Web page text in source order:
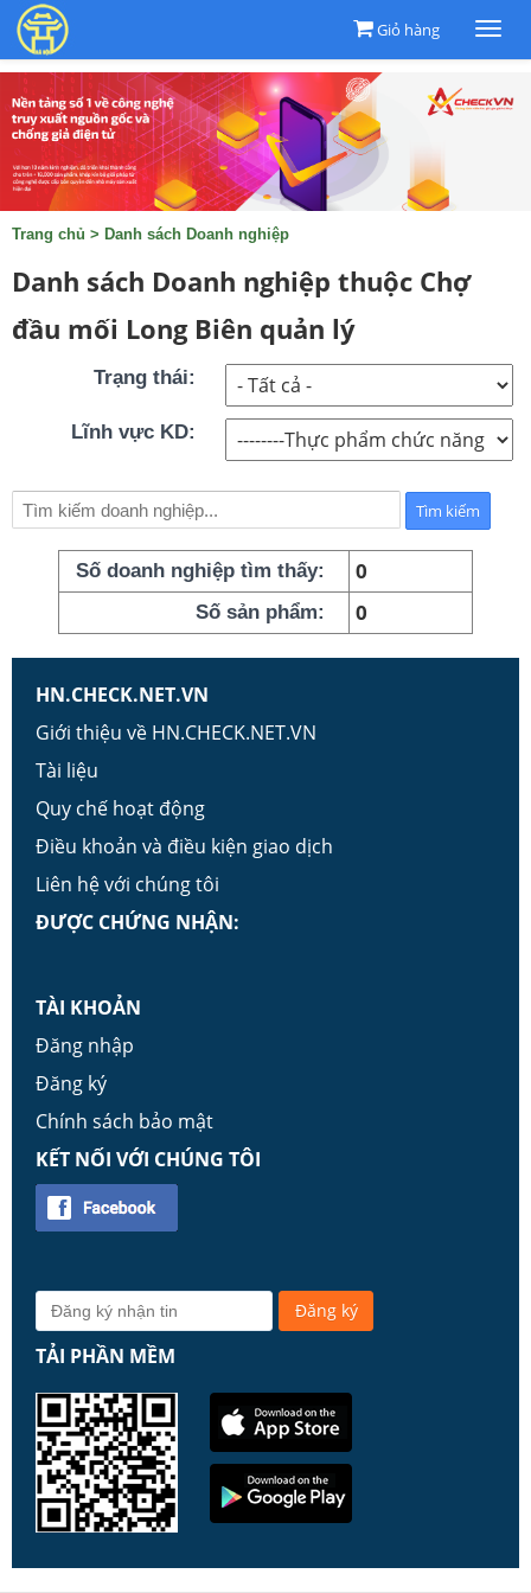
Giỏ hàng
Trang chủ > Danh sách Doanh nghiệp
Danh sách Doanh nghiệp thuộc Chợ
đầu mối Long Biên quản lý
Trạng thái:
Lĩnh vực KD:
Số doanh nghiệp tìm thấy: 0
Số sản phẩm: 0
HN.CHECK.NET.VN
Giới thiệu về HN.CHECK.NET.VN
Tài liệu
Quy chế hoạt động
Điều khoản và điều kiện giao dịch
Liên hệ với chúng tôi
ĐƯỢC CHỨNG NHẬN:
TÀI KHOẢN
Đăng nhập
Đăng ký
Chính sách bảo mật
KẾT NỐI VỚI CHÚNG TÔI
TẢI PHẦN MỀM